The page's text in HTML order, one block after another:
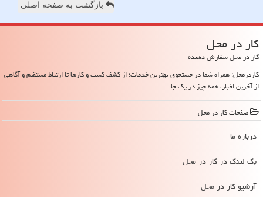
بازگشت به صفحه اصلی
كار در محل
کار در محل سفارش دهنده
کاردرمحل: همراه شما در جستجوی بهترین خدمات؛ از کشف کسب و کارها تا ارتباط مستقیم و آگاهی
از آخرین اخبار، همه چیز در یک جا
صفحات كار در محل
درباره ما
بک لینک در كار در محل
آرشیو كار در محل